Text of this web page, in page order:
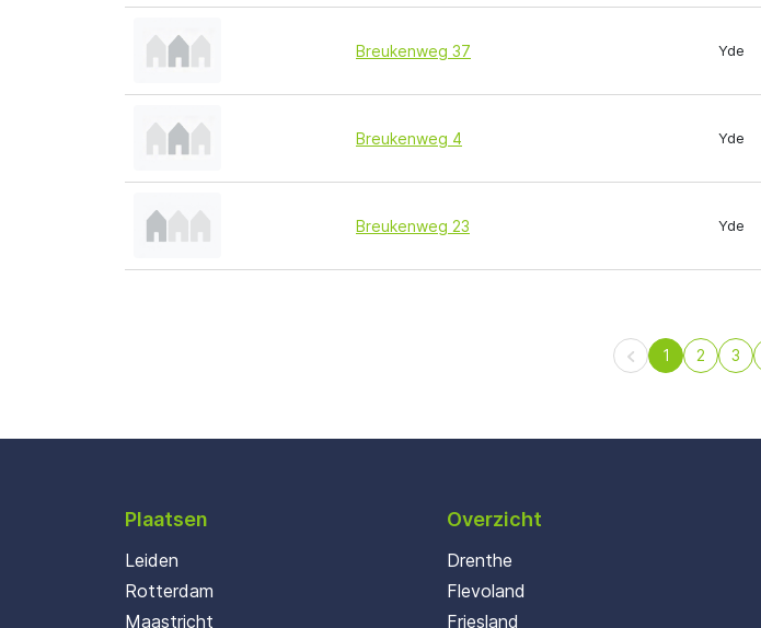
Breukenweg 37 Yde
Breukenweg 4 Yde
Breukenweg 23 Yde
1 2 3
Plaatsen
Leiden
Rotterdam
Maastricht
Overzicht
Drenthe
Flevoland
Friesland